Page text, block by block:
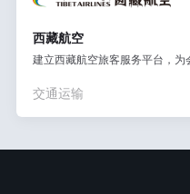
西藏航空
建立西藏航空旅客服务平台，
交通运输